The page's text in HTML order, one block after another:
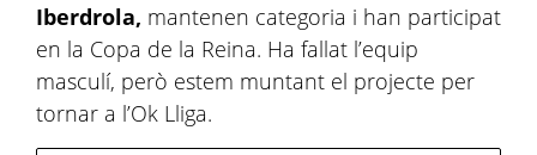
Iberdrola, mantenen categoria i han participat
en la Copa de la Reina. Ha fallat l’equip
masculí, però estem muntant el projecte per
tornar a l’Ok Lliga.